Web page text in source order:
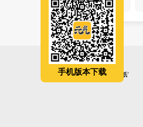
鬼刀
手机版本下载